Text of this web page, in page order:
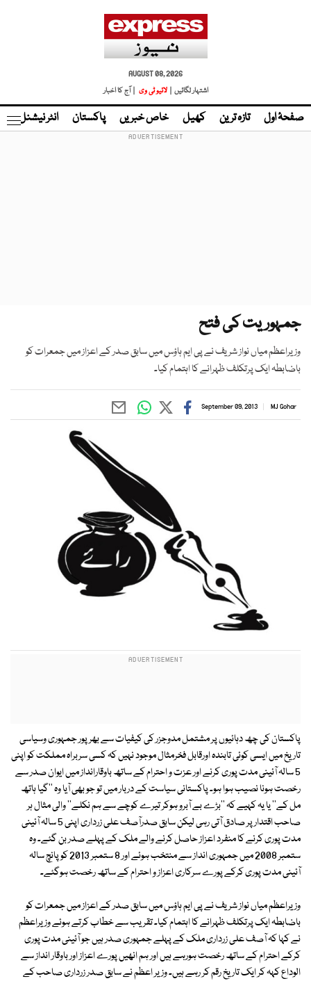
AUGUST 08, 2026
اشتہار لگائیں |
لائیو ٹی وی | آج کا اخبار
صفحۂ اول تازہ ترین کھیل خاص خبریں پاکستان انٹر نیشنل
جمہوریت کی فتح
وزیراعظم میاں نواز شریف نے پی ایم ہاؤس میں سابق صدر کے اعزاز میں جمعرات کو
باضابطہ ایک پرتکلف ظہرانے کا اہتمام کیا۔
MJ Gohar
September 09, 2013
پاکستان کی چھ دہائیوں پر مشتمل مدوجزر کی کیفیات سے بھرپور جمہوری وسیاسی
تاریخ میں ایسی کوئی تابندہ اورقابل فخرمثال موجود نہیں کہ کسی سربراہ مملکت کو اپنی
5 سالہ آئینی مدت پوری کرنے اور عزت و احترام کے ساتھ باوقارانداز میں ایوان صدر سے
رخصت ہونا نصیب ہوا ہو۔ پاکستانی سیاست کے دربار میں تو جو بھی آیا وہ ''گیا ہاتھ
مل کے'' یا یہ کہیے کہ ''بڑے بے آبرو ہوکر تیرے کوچے سے ہم نکلے'' والی مثال ہر
صاحب اقتدار پر صادق آتی رہی لیکن سابق صدرآصف علی زرداری اپنی 5 سالہ آئینی
مدت پوری کرنے کا منفرد اعزاز حاصل کرنے والے ملک کے پہلے صدر بن گئے۔ وہ
ستمبر 2008 میں جمہوری انداز سے منتخب ہوئے اور 8 ستمبر 2013 کو پانچ سالہ
آئینی مدت پوری کرکے پورے سرکاری اعزاز و احترام کے ساتھ رخصت ہوگئے۔
وزیراعظم میاں نواز شریف نے پی ایم ہاؤس میں سابق صدر کے اعزاز میں جمعرات کو
باضابطہ ایک پرتکلف ظہرانے کا اہتمام کیا۔ تقریب سے خطاب کرتے ہوئے وزیراعظم
نے کہا کہ آصف علی زرداری ملک کے پہلے جمہوری صدر ہیں جو آئینی مدت پوری
کرکے احترام کے ساتھ رخصت ہورہے ہیں اور ہم انھیں پورے اعزاز اور باوقار انداز سے
الوداع کہہ کر ایک تاریخ رقم کر رہے ہیں۔ وزیر اعظم نے سابق صدر زرداری صاحب کے